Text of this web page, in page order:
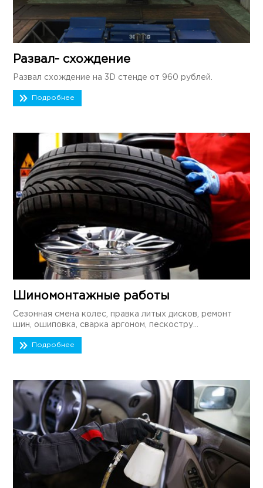
Развал- схождение
Развал схождение на 3D стенде от 960 рублей.
Подробнее
Шиномонтажные работы
Сезонная смена колес, правка литых дисков, ремонт
шин, ошиповка, сварка аргоном, пескостру...
Подробнее